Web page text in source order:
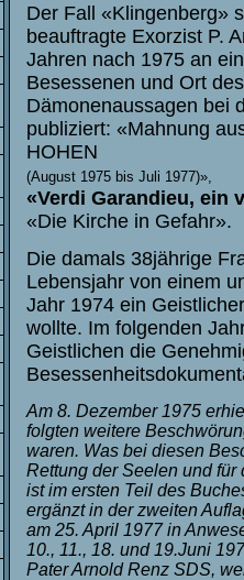
Der Fall «Klingenberg»
beauftragte Exorzist P.
Jahren nach 1975 an
Besessenen und Ort
Dämonenaussagen bei
publiziert: «Mahnung
HOHEN
(August 1975 bis Juli 1977)»,
«Verdi Garandieu, ein
«Die Kirche in Gefahr».
Die damals 38jährige
Lebensjahr von einem
Jahr 1974 ein
wollte. Im folgenden
Geistlichen die
Am 8. Dezember 1975
folgten weitere
waren. Was bei diesen
Rettung der Seelen und
ist im ersten Teil des
ergänzt in der zweiten
am 25. April 1977 in
10., 11., 18. und 19.Juni
Pater Arnold Renz SDS,